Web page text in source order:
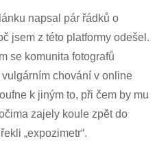
napsal pár řádků o
jsem z této platformy odešel.
se komunita fotografů
chování v online
k jiným to, při čem by mu
zajely koule zpět do
„expozimetr“.